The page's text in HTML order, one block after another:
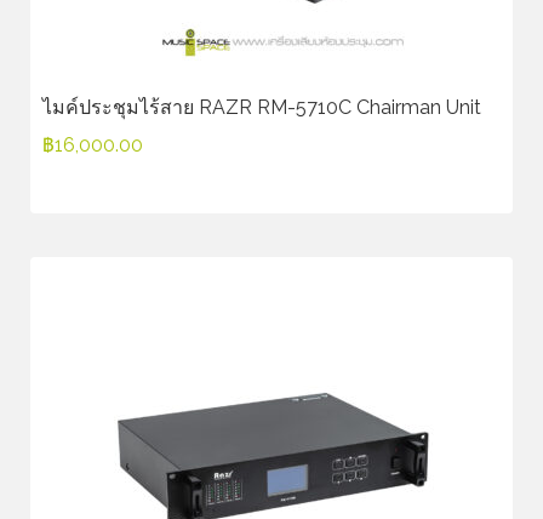
ไมค์ประชุมไร้สาย RAZR RM-5710C Chairman Unit
฿16,000.00